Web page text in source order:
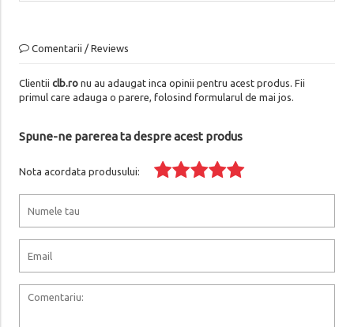
Comentarii / Reviews
Clientii clb.ronu au adaugat inca opinii pentru acest produs. Fii
primul care adauga o parere, folosind formularul de mai jos.
Spune-ne parerea ta despre acest produs
Nota acordata produsului: